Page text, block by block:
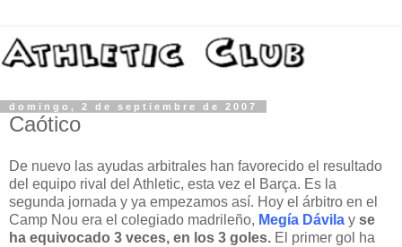
domingo, 2 de septiembre de 2007
Caótico
De nuevo las ayudas arbitrales han favorecido el resultado
del equipo rival del Athletic, esta vez el Barça. Es la
segunda jornada y ya empezamos así. Hoy el árbitro en el
Camp Nou era el colegiado madrileño, Megía Dávila y se
ha equivocado 3 veces, en los 3 goles. El primer gol ha